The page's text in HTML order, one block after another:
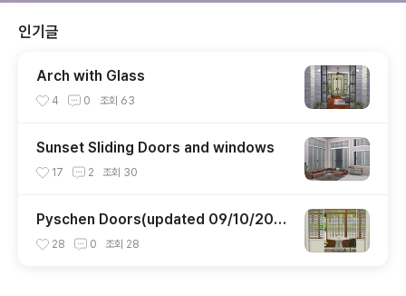
인기글
Arch with Glass
4 0 조회 63
Sunset Sliding Doors and windows
17 2 조회 30
Pyschen Doors(updated 09/10/202
0) 28 0 조회 28